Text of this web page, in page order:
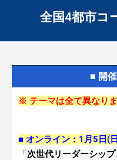
全国4都市コ
■ 開
※ テーマは全て異なりま
■ オンライン：1月5日(
「次世代リーダーシッ